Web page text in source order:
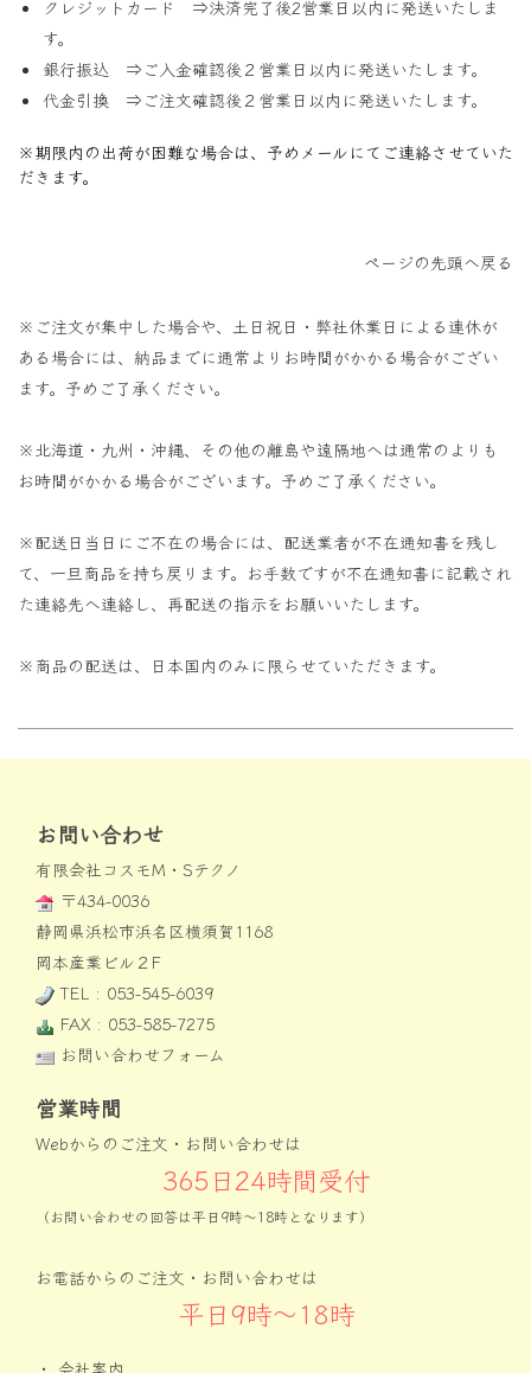
クレジットカード ⇒決済完了後2営業日以内に発送いたしま
す。
銀行振込 ⇒ご入金確認後２営業日以内に発送いたします。
代金引換 ⇒ご注文確認後２営業日以内に発送いたします。
※期限内の出荷が困難な場合は、予めメールにてご連絡させていた
だきます。
ページの先頭へ戻る
※ご注文が集中した場合や、土日祝日・弊社休業日による連休が
ある場合には、納品までに通常よりお時間がかかる場合がござい
ます。予めご了承ください。
※北海道・九州・沖縄、その他の離島や遠隔地へは通常のよりも
お時間がかかる場合がございます。予めご了承ください。
※配送日当日にご不在の場合には、配送業者が不在通知書を残し
て、一旦商品を持ち戻ります。お手数ですが不在通知書に記載され
た連絡先へ連絡し、再配送の指示をお願いいたします。
※商品の配送は、日本国内のみに限らせていただきます。
お問い合わせ
有限会社コスモM・Sテクノ
〒434-0036
静岡県浜松市浜名区横須賀1168
岡本産業ビル２F
TEL : 053-545-6039
FAX : 053-585-7275
お問い合わせフォーム
営業時間
Webからのご注文・お問い合わせは
365日24時間受付
（お問い合わせの回答は平日9時〜18時となります）
お電話からのご注文・お問い合わせは
平日9時〜18時
・ 会社案内